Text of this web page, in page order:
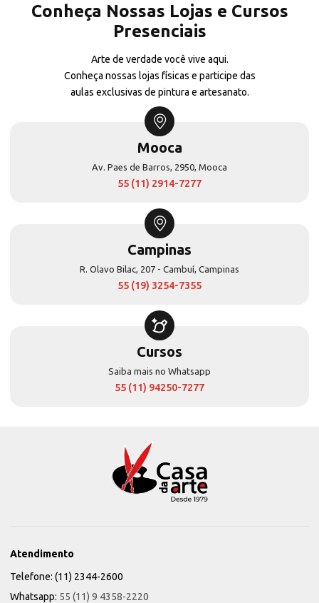
Conheça Nossas Lojas e Cursos
Presenciais
Arte de verdade você vive aqui.
Conheça nossas lojas físicas e participe das
aulas exclusivas de pintura e artesanato.
Mooca
Av. Paes de Barros, 2950, Mooca
55 (11) 2914-7277
Campinas
R. Olavo Bilac, 207 - Cambuí, Campinas
55 (19) 3254-7355
Cursos
Saiba mais no Whatsapp
55 (11) 94250-7277
Atendimento
Telefone: (11) 2344-2600
Whatsapp: 55 (11) 9 4358-2220